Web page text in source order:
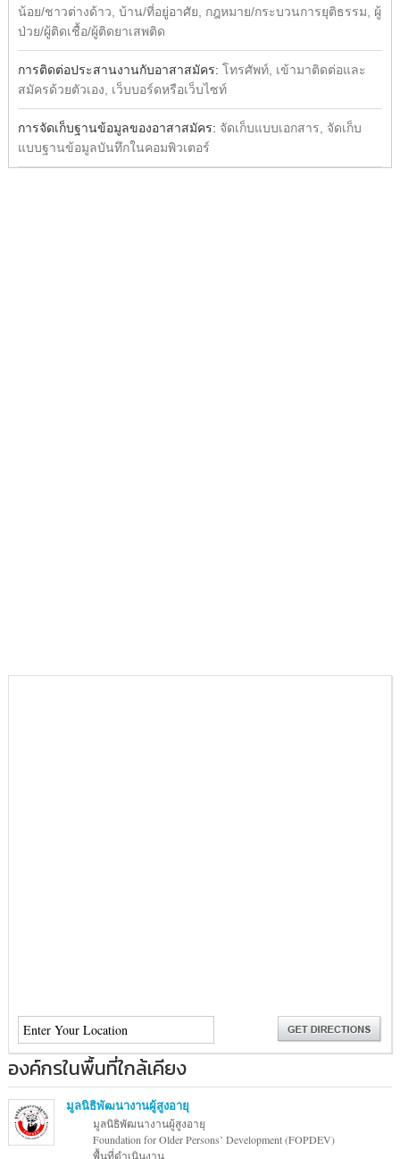
น้อย/ชาวต่างด้าว, บ้าน/ที่อยู่อาศัย, กฎหมาย/กระบวนการยุติธรรม, ผู้
ป่วย/ผู้ติดเชื้อ/ผู้ติดยาเสพติด
การติดต่อประสานงานกับอาสาสมัคร: โทรศัพท์, เข้ามาติดต่อและ
สมัครด้วยตัวเอง, เว็บบอร์ดหรือเว็บไซท์
การจัดเก็บฐานข้อมูลของอาสาสมัคร: จัดเก็บแบบเอกสาร, จัดเก็บ
แบบฐานข้อมูลบันทึกในคอมพิวเตอร์
องค์กรในพื้นที่ใกล้เคียง
มูลนิธิพัฒนางานผู้สูงอายุ
มูลนิธิพัฒนางานผู้สูงอายุ
Foundation for Older Persons’ Development (FOPDEV)
พื้นที่ดำเนินงาน